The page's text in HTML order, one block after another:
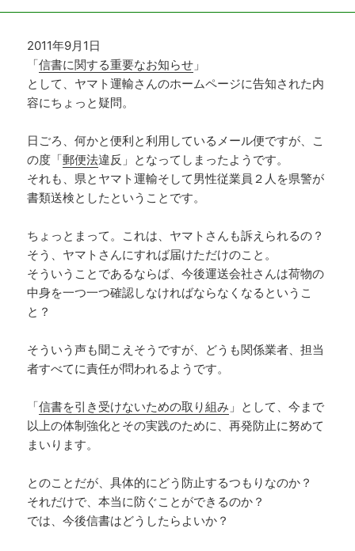
2011年9月1日
「信書に関する重要なお知らせ 」
として、ヤマト運輸さんのホームページに告知された内
容にちょっと疑問。
日ごろ、何かと便利と利用しているメール便ですが、こ
の度「郵便法違反」となってしまったようです。
それも、県とヤマト運輸そして男性従業員２人を県警が
書類送検としたということです。
ちょっとまって。これは、ヤマトさんも訴えられるの？
そう、ヤマトさんにすれば届けただけのこと。
そういうことであるならば、今後運送会社さんは荷物の
中身を一つ一つ確認しなければならなくなるというこ
と？
そういう声も聞こえそうですが、どうも関係業者、担当
者すべてに責任が問われるようです。
「信書を引き受けないための取り組み 」として、今まで
以上の体制強化とその実践のために、再発防止に努めて
まいります。
とのことだが、具体的にどう防止するつもりなのか？
それだけで、本当に防ぐことができるのか？
では、今後信書はどうしたらよいか？